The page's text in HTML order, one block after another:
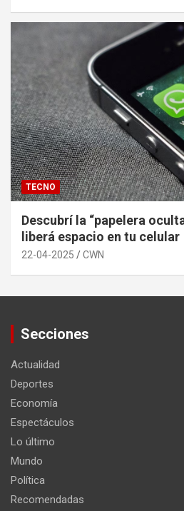
TECNO
Descubrí la “papelera
liberá espacio en tu celular
22-04-2025 CWN
Secciones
Actualidad
Deportes
Economía
Espectáculos
Lo último
Mundo
Política
Recomendadas